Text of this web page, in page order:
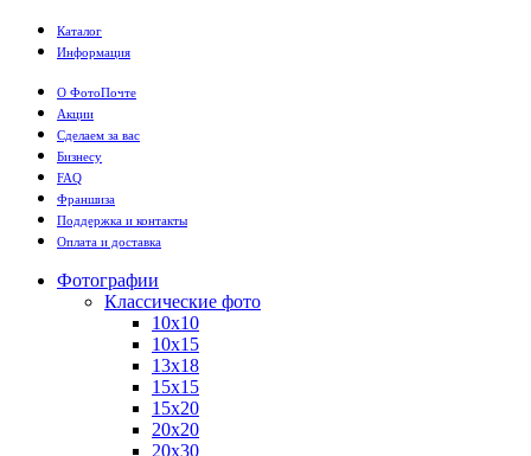
Каталог
Информация
О ФотоПочте
Акции
Сделаем за вас
Бизнесу
FAQ
Франшиза
Поддержка и контакты
Оплата и доставка
Фотографии
Классические фото
10х10
10х15
13х18
15х15
15х20
20х20
20х30